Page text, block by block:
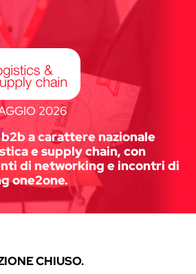
2026
b2b a carattere nazionale
e supply chain, con
di networking e incontri di
one2one.
CHIUSO.